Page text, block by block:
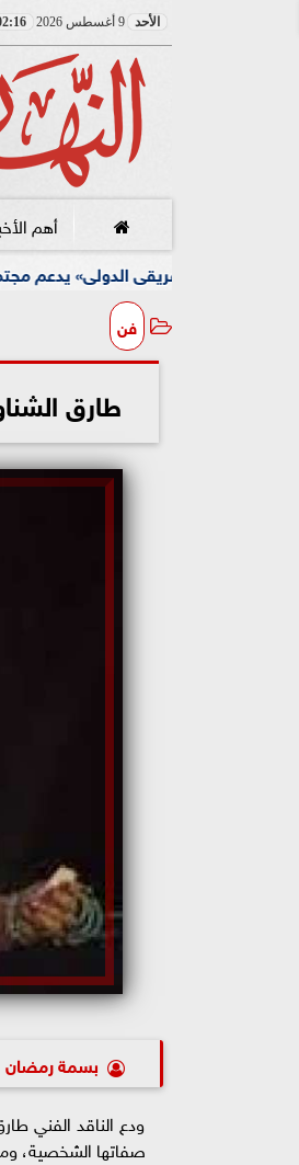
الأحد 9 أغسطس 2026 02:16
أهم
الدولى» يدعم مجتمع الأعمال بحلول
فن
طارق
بسمة رمضان
ودع الناقد الفني
صفاتها الشخصية،